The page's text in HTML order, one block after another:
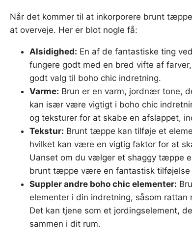
Når det kommer til at inkorporere brunt
at overveje. Her er blot nogle få:
Alsidighed: En af de fantastiske ting
fungere godt med en bred vifte af
godt valg til boho chic indretning.
Varme: Brun er en varm, jordnær tone,
kan især være vigtigt i boho chic
og teksturer for at skabe en afslappet,
Tekstur: Brunt tæppe kan tilføje et
hvilket kan være en vigtig faktor for at
Uanset om du vælger et shaggy tæppe
brunt tæppe være en fantastisk tilføjelse
Suppler andre boho chic elementer:
elementer i din indretning, såsom
Det kan tjene som et jordingselement,
sammen i dit rum.